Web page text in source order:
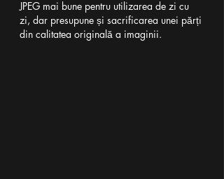
JPEG mai bune pentru utilizarea de zi cu
zi, dar presupune și sacrificarea unei părți
din calitatea originală a imaginii.